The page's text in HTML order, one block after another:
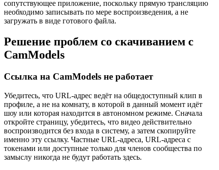
сопутствующее приложение, поскольку прямую трансляцию
необходимо записывать по мере воспроизведения, а не
загружать в виде готового файла.
Решение проблем со скачиванием с
CamModels
Ссылка на CamModels не работает
Убедитесь, что URL-адрес ведёт на общедоступный клип в
профиле, а не на комнату, в которой в данный момент идёт
шоу или которая находится в автономном режиме. Сначала
откройте страницу, убедитесь, что видео действительно
воспроизводится без входа в систему, а затем скопируйте
именно эту ссылку. Частные URL-адреса, URL-адреса с
токенами или доступные только для членов сообщества по
замыслу никогда не будут работать здесь.